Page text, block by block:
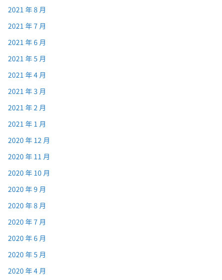
2021 年 8 月
2021 年 7 月
2021 年 6 月
2021 年 5 月
2021 年 4 月
2021 年 3 月
2021 年 2 月
2021 年 1 月
2020 年 12 月
2020 年 11 月
2020 年 10 月
2020 年 9 月
2020 年 8 月
2020 年 7 月
2020 年 6 月
2020 年 5 月
2020 年 4 月